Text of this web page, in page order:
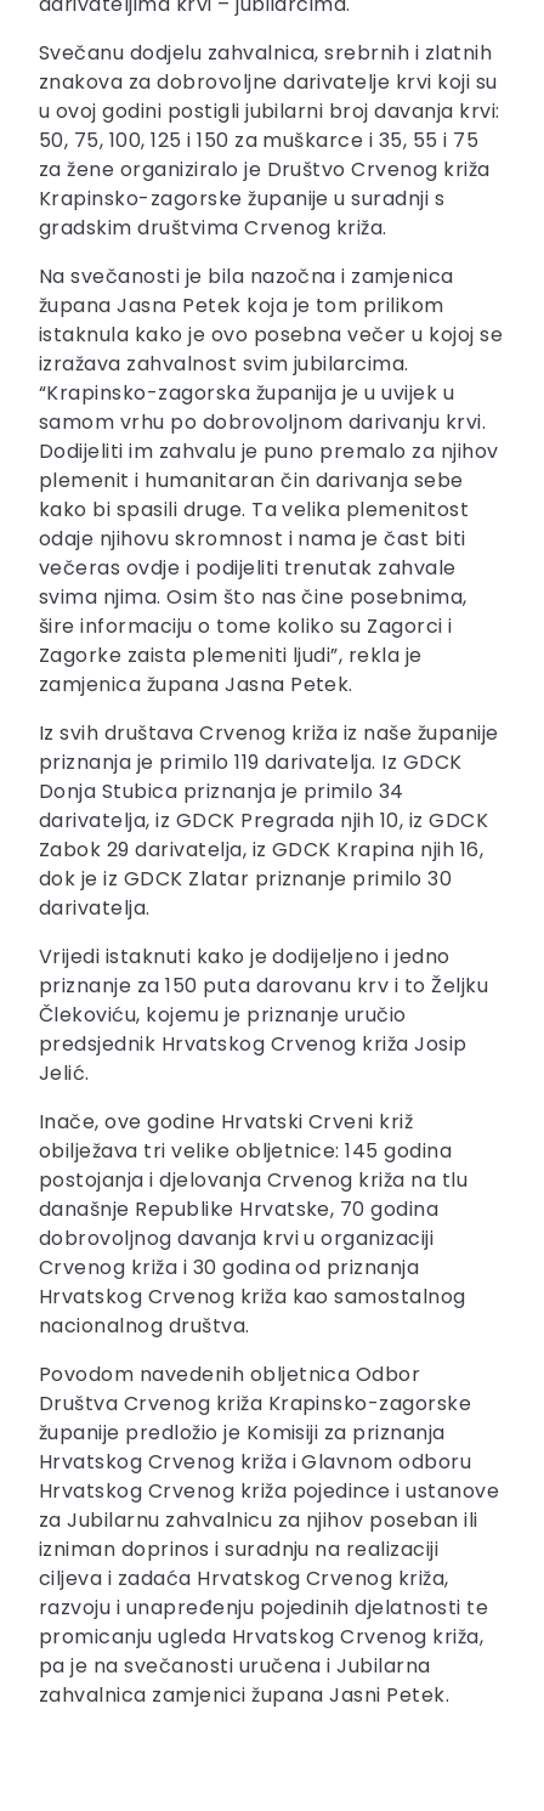
Svečanu dodjelu zahvalnica, srebrnih i zlatnih
znakova za dobrovoljne darivatelje krvi koji su
u ovoj godini postigli jubilarni broj davanja krvi:
50, 75, 100, 125 i 150 za muškarce i 35, 55 i 75
za žene organiziralo je Društvo Crvenog križa
Krapinsko-zagorske županije u suradnji s
gradskim društvima Crvenog križa.
Na svečanosti je bila nazočna i zamjenica
župana Jasna Petek koja je tom prilikom
istaknula kako je ovo posebna večer u kojoj se
izražava zahvalnost svim jubilarcima.
“Krapinsko-zagorska županija je u uvijek u
samom vrhu po dobrovoljnom darivanju krvi.
Dodijeliti im zahvalu je puno premalo za njihov
plemenit i humanitaran čin darivanja sebe
kako bi spasili druge. Ta velika plemenitost
odaje njihovu skromnost i nama je čast biti
večeras ovdje i podijeliti trenutak zahvale
svima njima. Osim što nas čine posebnima,
šire informaciju o tome koliko su Zagorci i
Zagorke zaista plemeniti ljudi”, rekla je
zamjenica župana Jasna Petek.
Iz svih društava Crvenog križa iz naše županije
priznanja je primilo 119 darivatelja. Iz GDCK
Donja Stubica priznanja je primilo 34
darivatelja, iz GDCK Pregrada njih 10, iz GDCK
Zabok 29 darivatelja, iz GDCK Krapina njih 16,
dok je iz GDCK Zlatar priznanje primilo 30
darivatelja.
Vrijedi istaknuti kako je dodijeljeno i jedno
priznanje za 150 puta darovanu krv i to Željku
Člekoviću, kojemu je priznanje uručio
predsjednik Hrvatskog Crvenog križa Josip
Jelić.
Inače, ove godine Hrvatski Crveni križ
obilježava tri velike obljetnice: 145 godina
postojanja i djelovanja Crvenog križa na tlu
današnje Republike Hrvatske, 70 godina
dobrovoljnog davanja krvi u organizaciji
Crvenog križa i 30 godina od priznanja
Hrvatskog Crvenog križa kao samostalnog
nacionalnog društva.
Povodom navedenih obljetnica Odbor
Društva Crvenog križa Krapinsko-zagorske
županije predložio je Komisiji za priznanja
Hrvatskog Crvenog križa i Glavnom odboru
Hrvatskog Crvenog križa pojedince i ustanove
za Jubilarnu zahvalnicu za njihov poseban ili
izniman doprinos i suradnju na realizaciji
ciljeva i zadaća Hrvatskog Crvenog križa,
razvoju i unapređenju pojedinih djelatnosti te
promicanju ugleda Hrvatskog Crvenog križa,
pa je na svečanosti uručena i Jubilarna
zahvalnica zamjenici župana Jasni Petek.